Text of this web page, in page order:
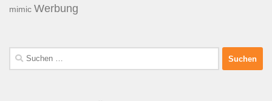
mimic Werbung
Suchen
nach: